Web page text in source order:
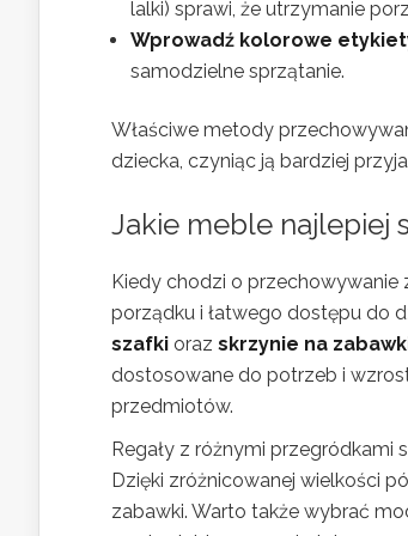
lalki) sprawi, że utrzymanie
Wprowadź kolorowe
samodzielne sprzątanie.
Właściwe metody
dziecka, czyniąc ją bardziej
Jakie meble najlepiej
Kiedy chodzi o
porządku i łatwego dostępu do
szafki oraz skrzynie na
dostosowane do potrzeb i
przedmiotów.
Regały z różnymi przegródkami
Dzięki zróżnicowanej wielkości
zabawki. Warto także wybrać